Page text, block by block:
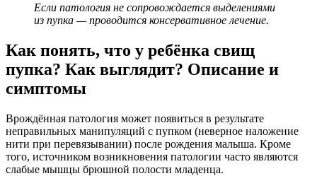
Если патология не сопровождается выделениями
из пупка — проводится консервативное лечение.
Как понять, что у ребёнка свищ
пупка? Как выглядит? Описание и
симптомы
Врождённая патология может появиться в результате
неправильных манипуляций с пупком (неверное наложение
нити при перевязывании) после рождения малыша. Кроме
того, источником возникновения патологии часто являются
слабые мышцы брюшной полости младенца.